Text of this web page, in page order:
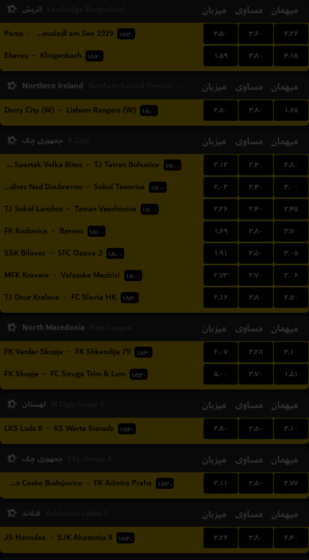
اتریش میزبان مساوی میهمان
Pama - SC Neusiedl am See 1919 ۱۷:۳۰ ۲.۵۰ ۳.۶۰ ۲.۲۶
Eberau - Klingenbach ۱۸:۳۰ ۱.۵۹ ۳.۸۰ ۴.۱۵
Northern Ireland میزبان مساوی میهمان
Derry City (W) - Lisburn Rangers (W) ۱۸:۰۰ ۳.۸۰ ۳.۸۰ ۱.۶۵
جمهوری چک میزبان مساوی میهمان
FC Spartak Velka Bites - TJ Tatran Bohunice ۱۸:۰۰ ۲.۱۲ ۳.۴۰ ۲.۸۰
SK Zdirec Nad Doubravou - Sokol Tasovice ۱۸:۰۰ ۲.۰۲ ۳.۴۰ ۳.۰۰
TJ Sokol Lanzhot - Tatran Vsechovice ۱۸:۰۰ ۲.۳۶ ۳.۴۰ ۲.۴۵
FK Kozlovice - Bzenec ۱۸:۰۰ ۱.۶۹ ۳.۸۰ ۳.۷۰
SSK Bilovec - SFC Opava 2 ۱۸:۰۰ ۱.۹۱ ۳.۵۰ ۳.۰۵
MFK Kravare - Valasske Mezirici ۱۸:۰۰ ۲.۷۳ ۳.۷۰ ۲.۰۶
TJ Dvur Kralove - FC Slavia HK ۱۸:۳۰ ۲.۱۶ ۳.۸۰ ۲.۵۰
North Macedonia میزبان مساوی میهمان
FK Vardar Skopje - FK Shkendija 79 ۱۸:۳۰ ۲.۰۷ ۳.۲۸ ۳.۱۰
FK Skopje - FC Struga Trim & Lum ۱۸:۳۰ ۵.۰۰ ۳.۷۰ ۱.۵۱
لهستان میزبان مساوی میهمان
LKS Lodz II - KS Warta Sieradz ۱۸:۳۰ ۲.۸۰ ۳.۵۰ ۲.۱۰
جمهوری چک میزبان مساوی میهمان
Dynamo Ceske Budejovice - FK Admira Praha ۱۸:۳۰ ۲.۱۱ ۳.۵۰ ۲.۷۷
فنلاند میزبان مساوی میهمان
JS Hercules - SJK Akatemia II ۱۸:۳۰ ۲.۲۶ ۳.۸۰ ۲.۴۰